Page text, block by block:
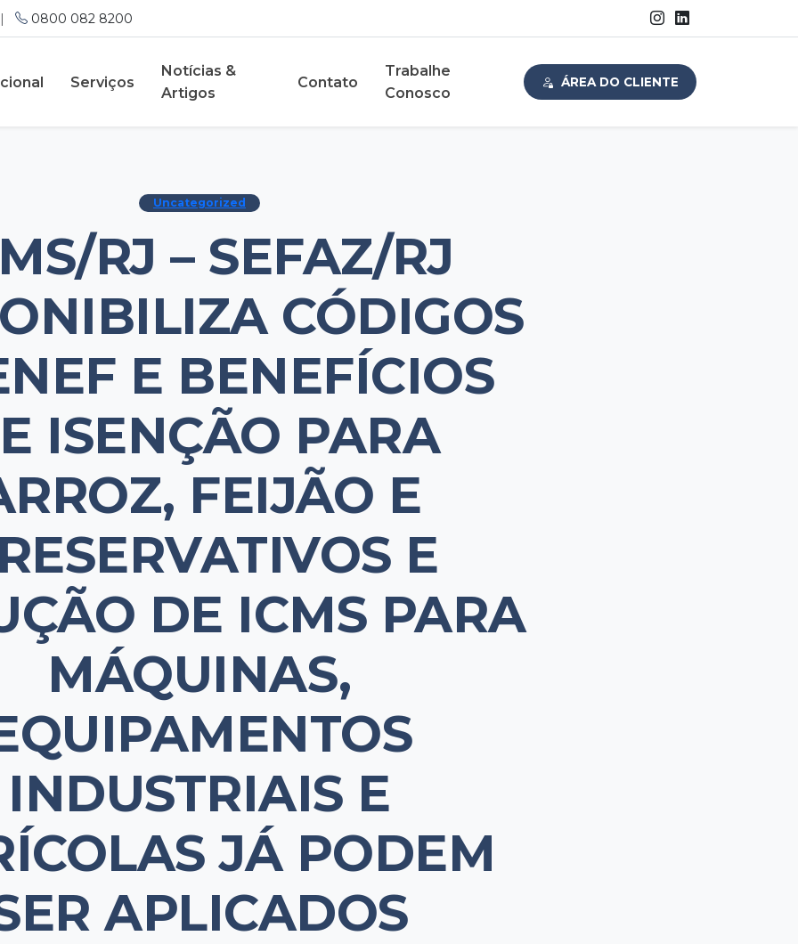
| 0800 082 8200
Serviços
Notícias &
Artigos
Contato
Trabalhe
Conosco
ÁREA DO CLIENTE
Uncategorized
RJ – SEFAZ/RJ
CÓDIGOS
E BENEFÍCIOS
ISENÇÃO PARA
FEIJÃO E
E
DE ICMS PARA
MÁQUINAS,
INDUSTRIAIS E
JÁ PODEM
APLICADOS